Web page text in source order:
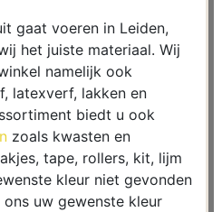
gaat voeren in Leiden,
het juiste materiaal. Wij
namelijk ook
latexverf, lakken en
biedt u ook
zoals kwasten en
tape, rollers, kit, lijm
kleur niet gevonden
uw gewenste kleur